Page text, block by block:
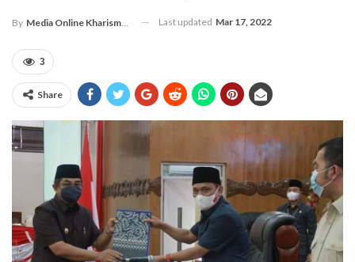
By Media Online Kharismanews.id Last updated Mar 17, 2022
3
Share